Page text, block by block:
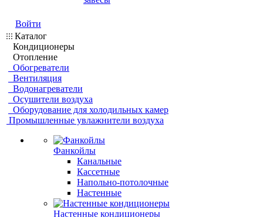
Войти
Каталог
Кондиционеры
Отопление
Обогреватели
Вентиляция
Водонагреватели
Осушители воздуха
Оборудование для холодильных камер
Промышленные увлажнители воздуха
Фанкойлы
Канальные
Кассетные
Напольно-потолочные
Настенные
Настенные кондиционеры